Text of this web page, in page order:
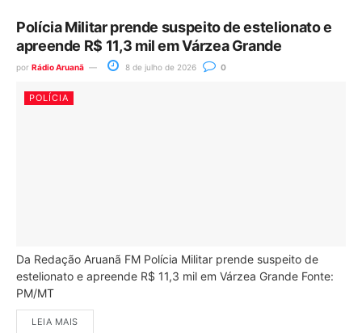
Polícia Militar prende suspeito de estelionato e
apreende R$ 11,3 mil em Várzea Grande
por Rádio Aruanã 8 de julho de 2026 0
POLÍCIA
Da Redação Aruanã FM Polícia Militar prende suspeito de
estelionato e apreende R$ 11,3 mil em Várzea Grande Fonte:
PM/MT
LEIA MAIS